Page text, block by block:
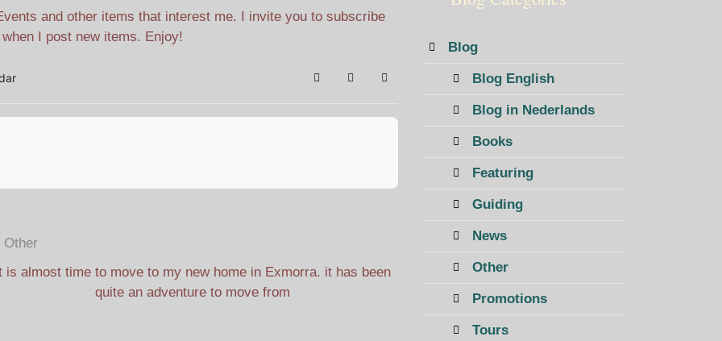
and other items that interest me. I invite you to subscribe
I post new items. Enjoy!
SearchSubscribe to blog
Sign In
Other
is almost time to move to my new home in Exmorra. it has been
quite an adventure to move from
Blog
Blog English
Blog in Nederlands
Books
Featuring
Guiding
News
Other
Promotions
Tours